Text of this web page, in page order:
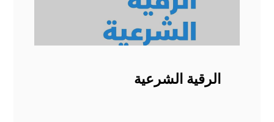
الرقية الشرعية